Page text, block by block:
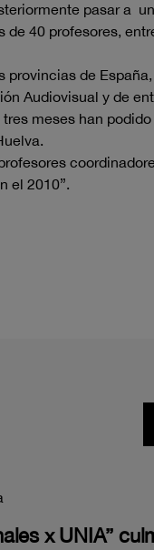
pasar a
40 profesores,
provincias de
Audiovisual y de
meses han
el 2010”.
x UNIA”